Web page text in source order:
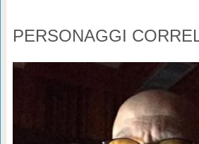
PERSONAGGI